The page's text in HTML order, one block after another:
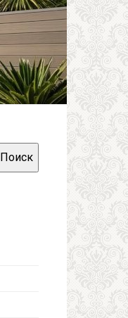
Поиск